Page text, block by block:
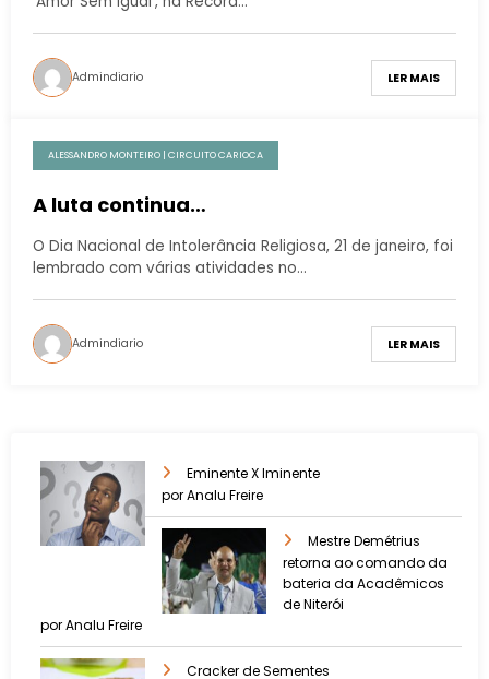
Admindiario LER MAIS
ALESSANDRO MONTEIRO | CIRCUITO CARIOCA
A luta continua…
O Dia Nacional de Intolerância Religiosa, 21 de janeiro, foi
lembrado com várias atividades no…
Admindiario LER MAIS
Eminente X Iminente
por Analu Freire
Mestre Demétrius
retorna ao comando da
bateria da Acadêmicos
de Niterói
por Analu Freire
Cracker de Sementes